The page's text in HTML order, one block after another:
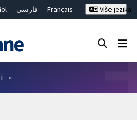
فارسی
Français
Više jezika